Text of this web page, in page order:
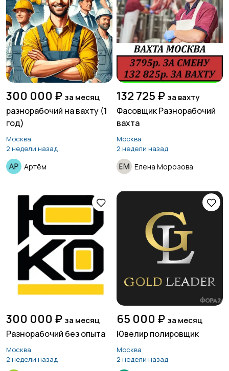
300 000 ₽ за месяц
разнорабочий на вахту (1
год)
Москва
2 недели назад
Артём
132 725 ₽ за вахту
Фасовщик Разнорабочий
вахта
Москва
2 недели назад
Елена Морозова
300 000 ₽ за месяц
Разнорабочий без опыта
Москва
2 недели назад
65 000 ₽ за месяц
Ювелир полировщик
Москва
2 недели назад